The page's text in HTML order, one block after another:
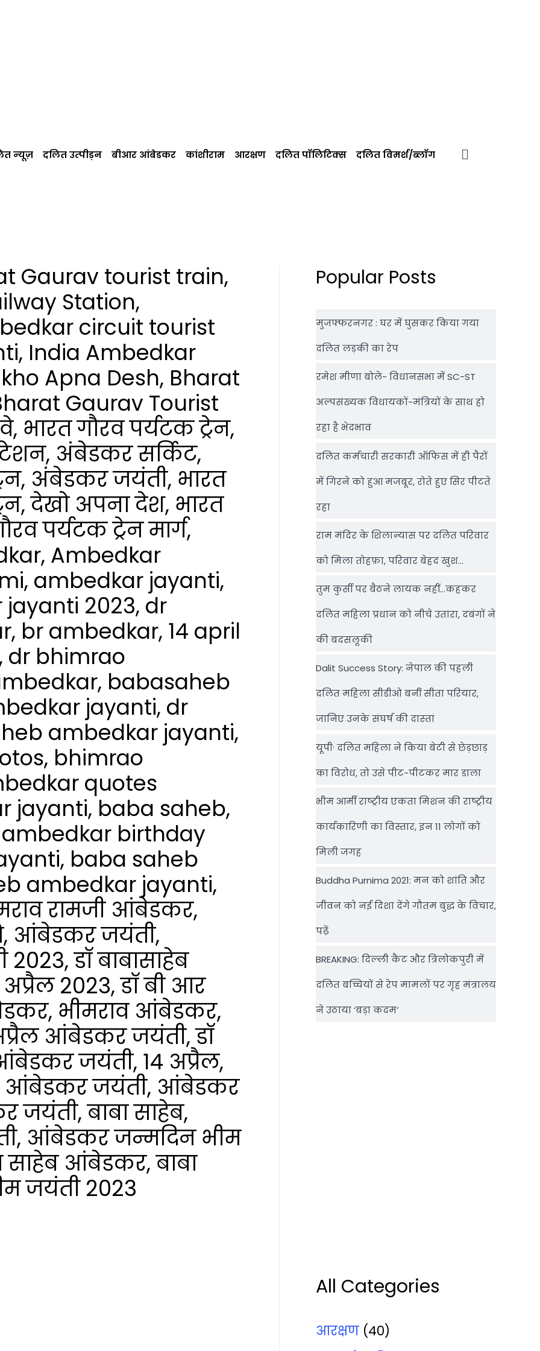
न्‍यूज़ दलित उत्‍पीड़न बीआर आंबेडकर कांशीराम आरक्षण दलित पॉलिटिक्‍स दलित विमर्श/ब्‍लॉग
Gaurav tourist train,
Station,
circuit tourist
India Ambedkar
Apna Desh, Bharat
Gaurav Tourist
भारत गौरव पर्यटक ट्रेन,
अंबेडकर सर्किट,
अंबेडकर जयंती, भारत
देखो अपना देश, भारत
पर्यटक ट्रेन मार्ग,
Ambedkar
ambedkar jayanti,
2023, dr
br ambedkar, 14 april
dr bhimrao
babasaheb
jayanti, dr
ambedkar jayanti,
bhimrao
quotes
jayanti, baba saheb,
birthday
baba saheb
ambedkar jayanti,
रामजी आंबेडकर,
आंबेडकर जयंती,
डॉ बाबासाहेब
2023, डॉ बी आर
भीमराव आंबेडकर,
आंबेडकर जयंती, डॉ
जयंती, 14 अप्रैल,
आंबेडकर जयंती, आंबेडकर
जयंती, बाबा साहेब,
आंबेडकर जन्मदिन भीम
साहेब आंबेडकर, बाबा
जयंती 2023
Popular Posts
मुजफ्फरनगर : घर में घुसकर किया गया
दलित लड़की का रेप
रमेश मीणा बोले- विधानसभा में SC-ST
अल्पसंख्यक विधायकों-मंत्रियों के साथ हो
रहा है भेदभाव
दलित कर्मचारी सरकारी ऑफ‍िस में ही पैरों
में गिरने को हुआ मजबूर, रोते हुए सिर पीटते
रहा
राम मंदिर के शिलान्‍यास पर दलित परिवार
को मिला तोहफ़ा, परिवार बेहद खुश…
तुम कुर्सी पर बैठने लायक नहीं…कहकर
दलित महिला प्रधान को नीचे उतारा, दबंगों ने
की बदसलूकी
Dalit Success Story: नेपाल की पहली
दलित महिला सीडीओ बनीं सीता परियार,
जानिए उनके संघर्ष की दास्‍तां
यूपीः दलित महिला ने किया बेटी से छेड़छाड़
का विरोध, तो उसे पीट-पीटकर मार डाला
भीम आर्मी राष्‍ट्रीय एकता मिशन की राष्‍ट्रीय
कार्यकारिणी का विस्तार, इन 11 लोगों को
मिली जगह
Buddha Purnima 2021: मन को शांति और
जीवन को नई दिशा देंगे गौतम बुद्ध के विचार,
पढ़ें
BREAKING: दिल्‍ली कैंट और त्रिलोकपुरी में
दलित बच्चियों से रेप मामलों पर गृह मंत्रालय
ने उठाया ‘बड़ा कदम’
All Categories
आरक्षण (40)